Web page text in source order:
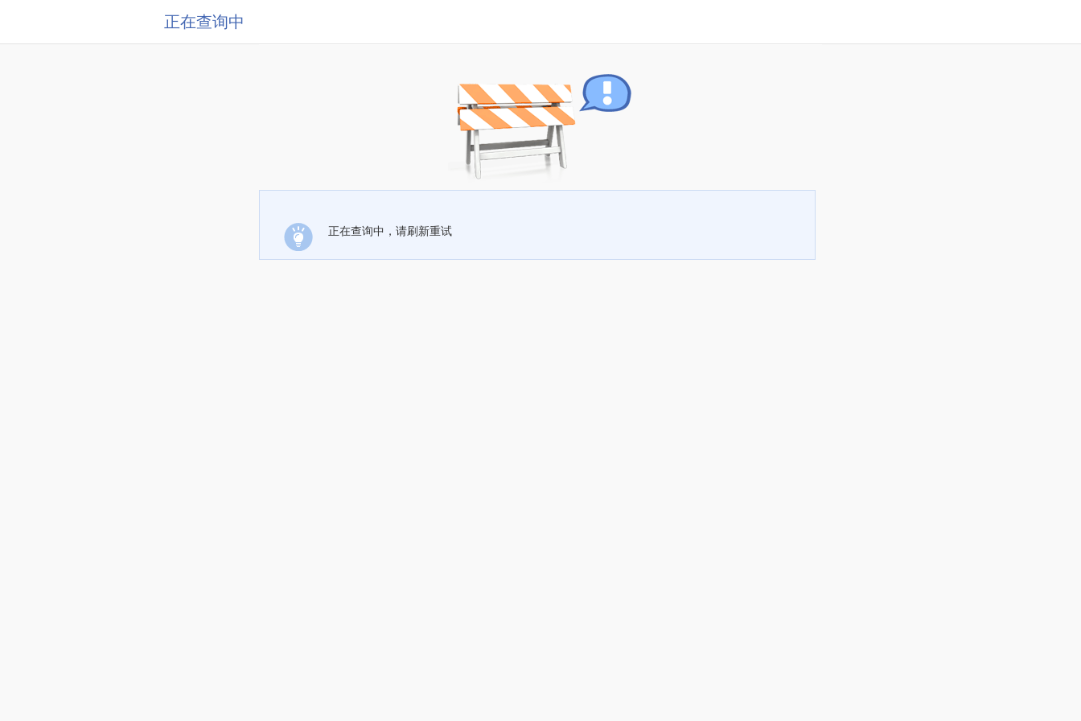
正在查询中
正在查询中，请刷新重试